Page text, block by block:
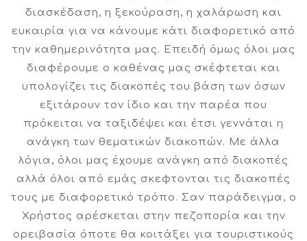
διασκέδαση, η ξεκούραση, η χαλάρωση και
ευκαιρία για να κάνουμε κάτι διαφορετικό από
την καθημερινότητα μας. Επειδή όμως όλοι μας
διαφέρουμε ο καθένας μας σκέφτεται και
υπολογίζει τις διακοπές του βάση των όσων
εξιτάρουν τον ίδιο και την παρέα που
πρόκειται να ταξιδέψει και έτσι γεννάται η
ανάγκη των θεματικών διακοπών. Με άλλα
λόγια, όλοι μας έχουμε ανάγκη από διακοπές
αλλά όλοι από εμάς σκεφτονται τις διακοπές
τους με διαφορετικό τρόπο. Σαν παράδειγμα, ο
Χρήστος αρέσκεται στην πεζοπορία και την
ορειβασία όποτε θα κοιτάξει για τουριστικούς